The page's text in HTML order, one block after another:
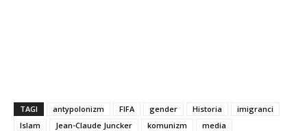
TAGI antypolonizm FIFA gender Historia
imigranci
Islam
Jean-Claude Juncker komunizm
media